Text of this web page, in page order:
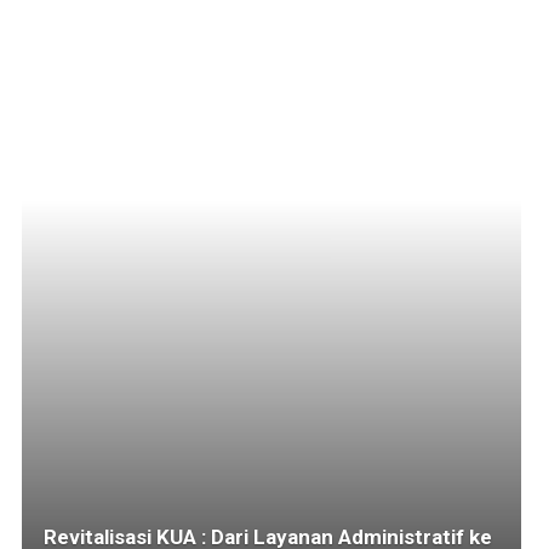
Revitalisasi KUA : Dari Layanan Administratif ke